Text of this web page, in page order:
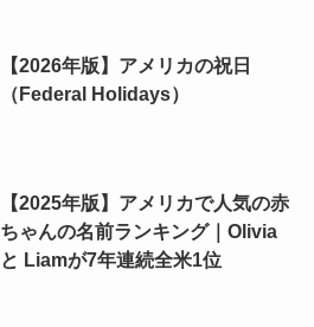
【2026年版】アメリカの祝日
（Federal Holidays）
【2025年版】アメリカで人気の赤
ちゃんの名前ランキング｜Olivia
と Liamが7年連続全米1位